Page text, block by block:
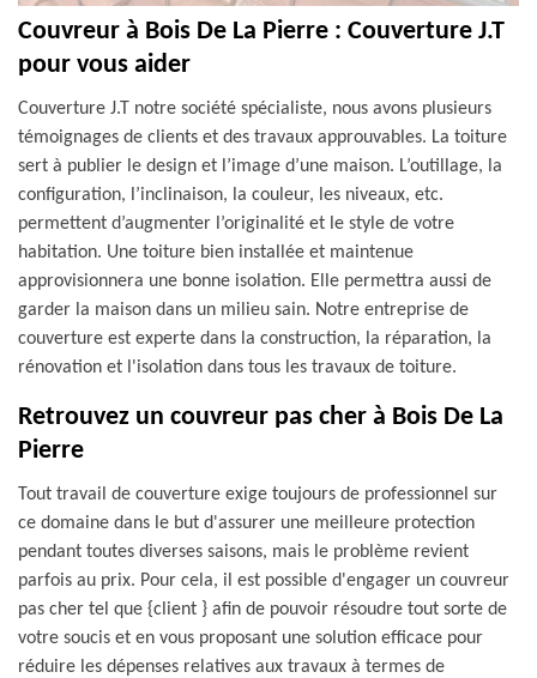
Couvreur à Bois De La Pierre : Couverture J.T
pour vous aider
Couverture J.T notre société spécialiste, nous avons plusieurs
témoignages de clients et des travaux approuvables. La toiture
sert à publier le design et l’image d’une maison. L’outillage, la
configuration, l’inclinaison, la couleur, les niveaux, etc.
permettent d’augmenter l’originalité et le style de votre
habitation. Une toiture bien installée et maintenue
approvisionnera une bonne isolation. Elle permettra aussi de
garder la maison dans un milieu sain. Notre entreprise de
couverture est experte dans la construction, la réparation, la
rénovation et l'isolation dans tous les travaux de toiture.
Retrouvez un couvreur pas cher à Bois De La
Pierre
Tout travail de couverture exige toujours de professionnel sur
ce domaine dans le but d'assurer une meilleure protection
pendant toutes diverses saisons, mais le problème revient
parfois au prix. Pour cela, il est possible d'engager un couvreur
pas cher tel que {client } afin de pouvoir résoudre tout sorte de
votre soucis et en vous proposant une solution efficace pour
réduire les dépenses relatives aux travaux à termes de